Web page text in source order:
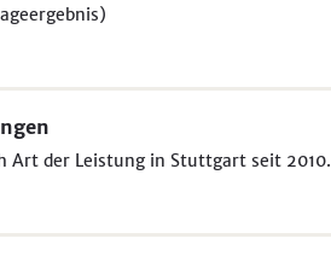
Art der Leistung in Stuttgart seit 2010.